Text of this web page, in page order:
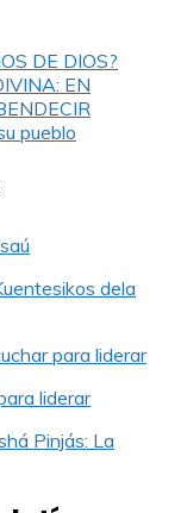
DE DIOS?
EN
pueblo
dela
para liderar
liderar
Pinjás: La